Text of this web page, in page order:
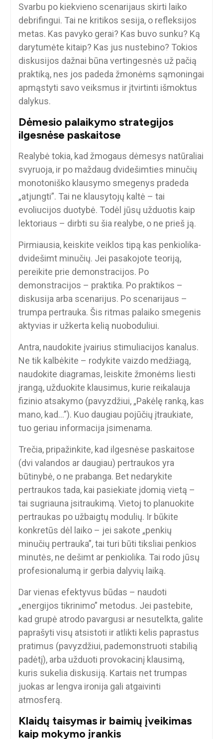
Svarbu po kiekvieno scenarijaus skirti laiko
debrifingui. Tai ne kritikos sesija, o refleksijos
metas. Kas pavyko gerai? Kas buvo sunku? Ką
darytumėte kitaip? Kas jus nustebino? Tokios
diskusijos dažnai būna vertingesnės už pačią
praktiką, nes jos padeda žmonėms sąmoningai
apmąstyti savo veiksmus ir įtvirtinti išmoktus
dalykus.
Dėmesio palaikymo strategijos
ilgesnėse paskaitose
Realybė tokia, kad žmogaus dėmesys natūraliai
svyruoja, ir po maždaug dvidešimties minučių
monotoniško klausymo smegenys pradeda
„atjungti”. Tai ne klausytojų kaltė – tai
evoliucijos duotybė. Todėl jūsų užduotis kaip
lektoriaus – dirbti su šia realybe, o ne prieš ją.
Pirmiausia, keiskite veiklos tipą kas penkiolika-
dvidešimt minučių. Jei pasakojote teoriją,
pereikite prie demonstracijos. Po
demonstracijos – praktika. Po praktikos –
diskusija arba scenarijus. Po scenarijaus –
trumpa pertrauka. Šis ritmas palaiko smegenis
aktyvias ir užkerta kelią nuoboduliui.
Antra, naudokite įvairius stimuliacijos kanalus.
Ne tik kalbėkite – rodykite vaizdo medžiagą,
naudokite diagramas, leiskite žmonėms liesti
įrangą, užduokite klausimus, kurie reikalauja
fizinio atsakymo (pavyzdžiui, „Pakėlę ranką, kas
mano, kad…”). Kuo daugiau pojūčių įtraukiate,
tuo geriau informacija įsimenama.
Trečia, pripažinkite, kad ilgesnėse paskaitose
(dvi valandos ar daugiau) pertraukos yra
būtinybė, o ne prabanga. Bet nedarykite
pertraukos tada, kai pasiekiate įdomią vietą –
tai sugriauna įsitraukimą. Vietoj to planuokite
pertraukas po užbaigtų modulių. Ir būkite
konkretūs dėl laiko – jei sakote „penkių
minučių pertrauka”, tai turi būti tiksliai penkios
minutės, ne dešimt ar penkiolika. Tai rodo jūsų
profesionalumą ir gerbia dalyvių laiką.
Dar vienas efektyvus būdas – naudoti
„energijos tikrinimo” metodus. Jei pastebite,
kad grupė atrodo pavargusi ar nesutelkta, galite
paprašyti visų atsistoti ir atlikti kelis paprastus
pratimus (pavyzdžiui, pademonstruoti stabilią
padėtį), arba užduoti provokacinį klausimą,
kuris sukelia diskusiją. Kartais net trumpas
juokas ar lengva ironija gali atgaivinti
atmosferą.
Klaidų taisymas ir baimių įveikimas
kaip mokymo įrankis